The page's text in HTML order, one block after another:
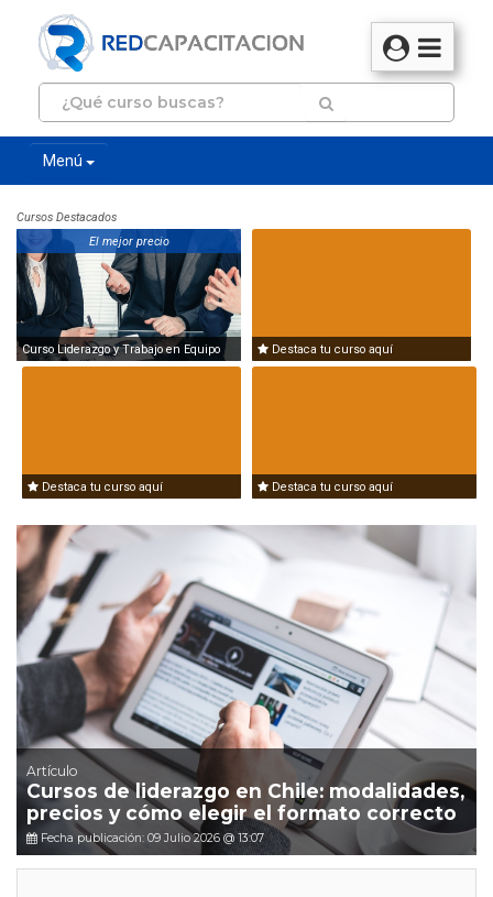
Menú
Cursos Destacados
El mejor precio
Curso Liderazgo y Trabajo en Equipo Destaca tu curso aquí
Destaca tu curso aquí Destaca tu curso aquí
Artículo
Cursos de liderazgo en Chile: modalidades,
precios y cómo elegir el formato correcto
Fecha publicación: 09 Julio 2026 @ 13:07